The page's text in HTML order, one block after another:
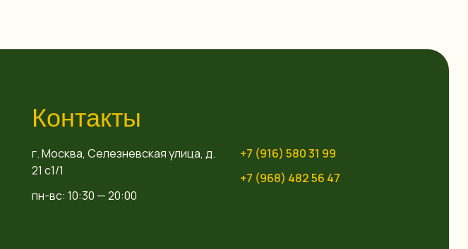
Контакты
г. Москва, Селезневская улица, д.
21 с1/1
пн-вс: 10:30 — 20:00
+7 (916) 580 31 99
+7 (968) 482 56 47